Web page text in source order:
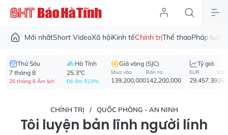
Mới nhấtShort VideoXã hộiKinh tếChính trịThể thaoPháp luật
Thứ Sáu
7 tháng 8
25 tháng 6 Âm lịch
Hà Tĩnh
25.3°C
Độ ẩm 92.9%
Giá vàng (SJC)
Mua vào
139,200,000
Bán ra
142,200,000
Tỷ giá
EUR
29,457.39
USD
CHÍNH TRỊ QUỐC PHÒNG - AN NINH
Tôi luyện bản lĩnh người lính